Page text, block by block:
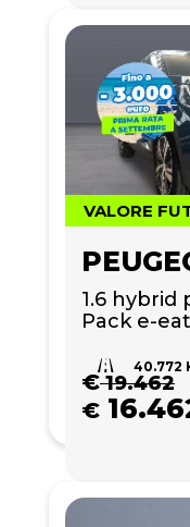
VALORE
1.6 hybrid
Pack e-
40.772
€19.462
€